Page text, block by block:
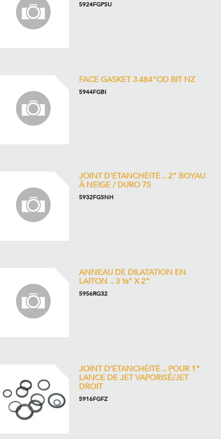
5924FGPSU
FACE GASKET 3.484"OD BIT NZ
5944FGBI
JOINT D'ÉTANCHÉITÉ .. 2" BOYAU
À NEIGE / DURO 75
5932FGSNH
ANNEAU DE DILATATION EN
LAITON .. 3 ½" X 2"
5956RG32
JOINT D'ÉTANCHÉITÉ .. POUR 1"
LANCE DE JET VAPORISÉ/JET
DROIT
5916FGFZ